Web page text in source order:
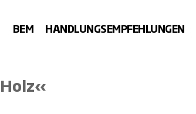
BEM HANDLUNGSEMPFEHLUNGEN